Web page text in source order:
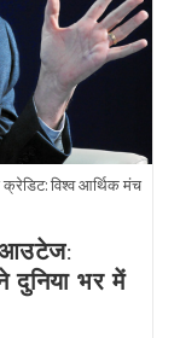
विश्व आर्थिक मंच
आउटेज:
दुनिया भर में